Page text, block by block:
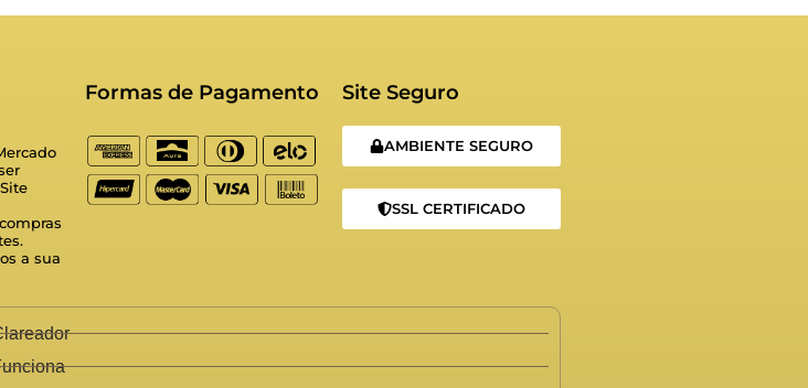
a sua
Formas de Pagamento Site Seguro
AMBIENTE SEGURO
SSL CERTIFICADO